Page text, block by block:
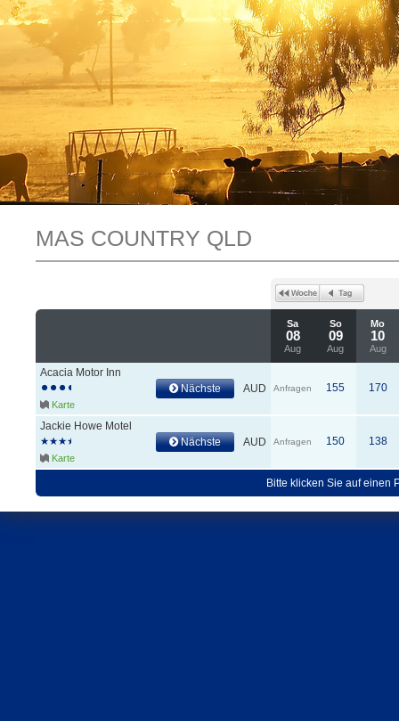
MAS COUNTRY QLD
Sa
08
Aug
So
09
Aug
Mo
10
Aug
Acacia Motor Inn
Karte
Nächste AUD Anfragen 155 170
Jackie Howe Motel
Karte
Nächste AUD Anfragen 150 138
Bitte klicken Sie auf einen